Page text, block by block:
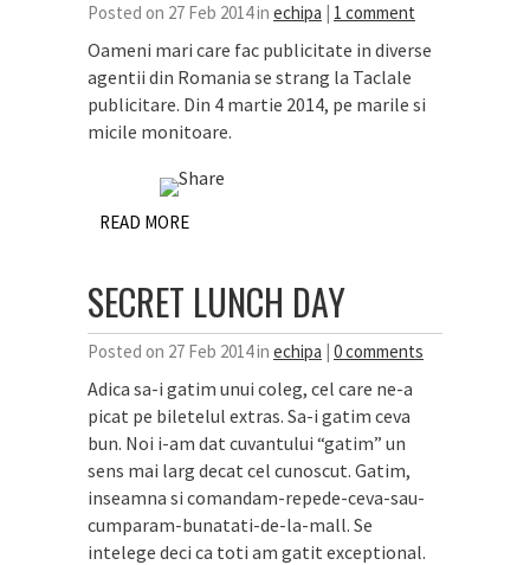
Posted on 27 Feb 2014 in echipa | 1 comment
Oameni mari care fac publicitate in diverse
agentii din Romania se strang la Taclale
publicitare. Din 4 martie 2014, pe marile si
micile monitoare.
READ MORE
SECRET LUNCH DAY
Posted on 27 Feb 2014 in echipa | 0 comments
Adica sa-i gatim unui coleg, cel care ne-a
picat pe biletelul extras. Sa-i gatim ceva
bun. Noi i-am dat cuvantului “gatim” un
sens mai larg decat cel cunoscut. Gatim,
inseamna si comandam-repede-ceva-sau-
cumparam-bunatati-de-la-mall. Se
intelege deci ca toti am gatit exceptional.